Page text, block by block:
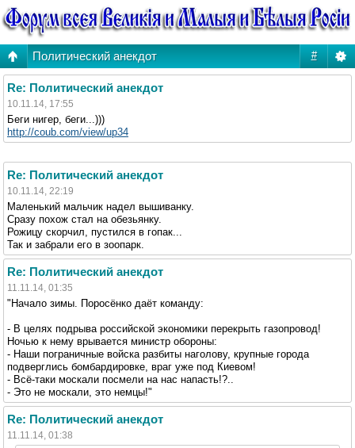
#
Политический анекдот
Re: Политический анекдот
10.11.14, 17:55
Беги нигер, беги...)))
http://coub.com/view/up34
Re: Политический анекдот
10.11.14, 22:19
Маленький мальчик надел вышиванку.
Сразу похож стал на обезьянку.
Рожицу скорчил, пустился в гопак...
Так и забрали его в зоопарк.
Re: Политический анекдот
11.11.14, 01:35
"Начало зимы. Поросёнко даёт команду:
- В целях подрыва российской экономики перекрыть газопровод!
Ночью к нему врывается министр обороны:
- Наши пограничные войска разбиты наголову, крупные города
подверглись бомбардировке, враг уже под Киевом!
- Всё-таки москали посмели на нас напасть!?..
- Это не москали, это немцы!"
Re: Политический анекдот
11.11.14, 01:38